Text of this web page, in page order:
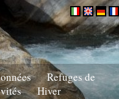
Refuges de
Hiver